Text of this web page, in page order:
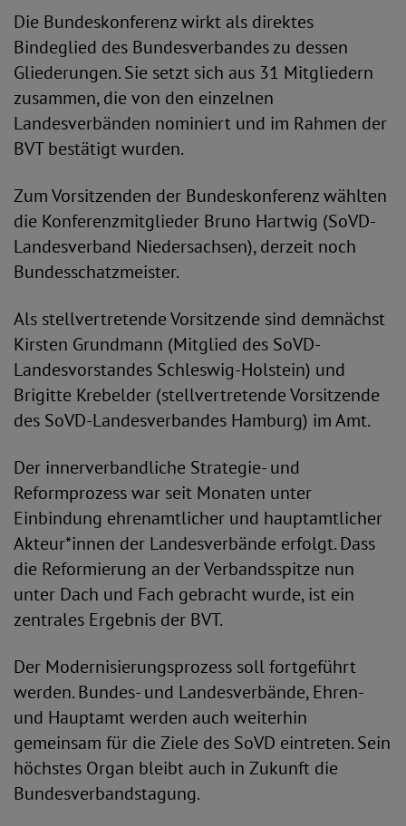
Die Bundeskonferenz wirkt als direktes
Bindeglied des Bundesverbandes zu dessen
Gliederungen. Sie setzt sich aus 31 Mitgliedern
zusammen, die von den einzelnen
Landesverbänden nominiert und im Rahmen der
BVT bestätigt wurden.
Zum Vorsitzenden der Bundeskonferenz wählten
die Konferenzmitglieder Bruno Hartwig (SoVD-
Landesverband Niedersachsen), derzeit noch
Bundesschatzmeister.
Als stellvertretende Vorsitzende sind demnächst
Kirsten Grundmann (Mitglied des SoVD-
Landesvorstandes Schleswig-Holstein) und
Brigitte Krebelder (stellvertretende Vorsitzende
des SoVD-Landesverbandes Hamburg) im Amt.
Der innerverbandliche Strategie- und
Reformprozess war seit Monaten unter
Einbindung ehrenamtlicher und hauptamtlicher
Akteur*innen der Landesverbände erfolgt. Dass
die Reformierung an der Verbandsspitze nun
unter Dach und Fach gebracht wurde, ist ein
zentrales Ergebnis der BVT.
Der Modernisierungsprozess soll fortgeführt
werden. Bundes- und Landesverbände, Ehren-
und Hauptamt werden auch weiterhin
gemeinsam für die Ziele des SoVD eintreten. Sein
höchstes Organ bleibt auch in Zukunft die
Bundesverbandstagung.